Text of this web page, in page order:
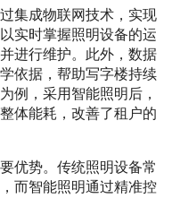
集成物联网技术，实现
实时掌握照明设备的运
进行维护。此外，数据
依据，帮助写字楼持续
例，采用智能照明后，
体能耗，改善了租户的
优势。传统照明设备常
而智能照明通过精准控